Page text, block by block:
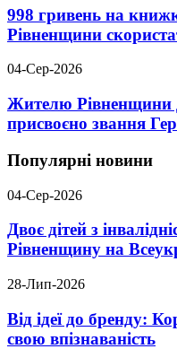
998 гривень на
Рівненщини
04-Сер-2026
Жителю Рівненщини
присвоєно звання
Популярні новини
04-Сер-2026
Двоє дітей з
Рівненщину на
28-Лип-2026
Від ідеї до бренду:
свою впізнаваність